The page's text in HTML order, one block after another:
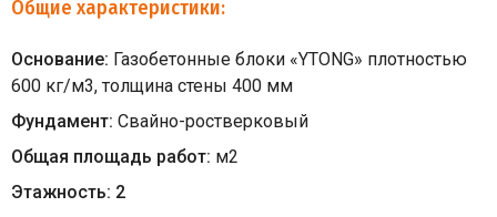
Общие характеристики:
Основание: Газобетонные блоки «YTONG» плотностью
600 кг/м3, толщина стены 400 мм
Фундамент: Свайно-ростверковый
Общая площадь работ: м2
Этажность: 2